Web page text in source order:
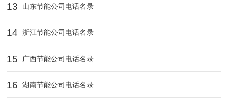
13 山东节能公司电话名录
14 浙江节能公司电话名录
15 广西节能公司电话名录
16 湖南节能公司电话名录